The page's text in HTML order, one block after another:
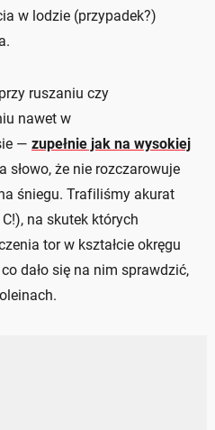
w lodzie (przypadek?)
ruszaniu czy
nawet w
— zupełnie jak na wysokiej
słowo, że nie rozczarowuje
śniegu. Trafiliśmy akurat
na skutek których
tor w kształcie okręgu
dało się na nim sprawdzić,